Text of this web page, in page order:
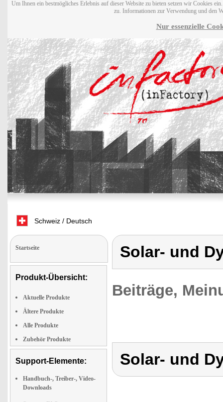
Um Ihnen ein bestmögliches Erlebnis auf dieser Website zu bieten setzen wir Cookies
zu. Informationen zur Verwendung und den
Nur essenzielle
Schweiz / Deutsch
Startseite
Produkt-Übersicht:
Aktuelle Produkte
Ältere Produkte
Alle Produkte
Zubehör Produkte
Support-Elemente:
Handbuch-, Treiber-, Video-
Downloads
Solar- und
Beiträge,
Solar- und